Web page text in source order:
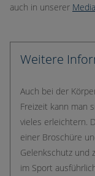
auch in unserer
Weitere
Auch bei der
Freizeit kann man
vieles erleichtern.
einer Broschüre
Gelenkschutz und
im Sport